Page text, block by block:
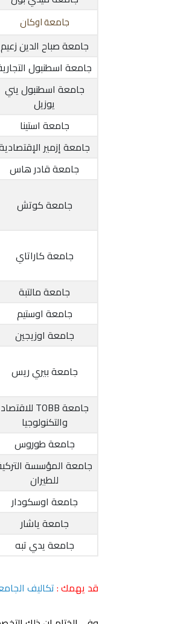
جامعة اوكان
جامعة صباح الدين زعيم
جامعة اسطنبول
جامعة اسطنبول يني
يوزيل
جامعة استينا
جامعة إزمير
جامعة قادر هاس
جامعة كوتش
جامعة كاراتاي
جامعة مالتبة
جامعة اوستيم
جامعة اوزيجين
جامعة بيري ريس
جامعة TOBB للاقتصاد
والتكنولوجيا
جامعة طوروس
جامعة المؤسسة
للطيران
جامعة اوسكودار
جامعة ياشار
جامعة يدي تبه
قد يهمك :تكاليف